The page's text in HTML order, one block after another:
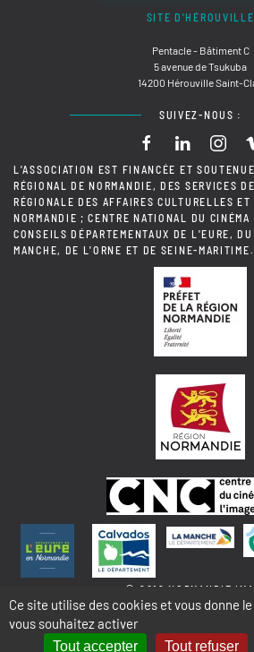
SITE D'HÉROUVILLE
Pentacle - Bâtiment C
5 avenue de Tsukuba
14200 Hérouville Saint-
SUIVEZ-NOUS :
L'ASSOCIATION EST FINANCÉE ET
RÉGIONAL DE NORMANDIE, DES SERVICES
RÉGIONALE DES AFFAIRES CULTURELLES
NORMANDIE ; CENTRE NATIONAL DU
CONSEILS DÉPARTEMENTAUX DE L'EURE,
MANCHE, DE L'ORNE ET DE SEINE-MARITIME.
© 2018 NORMANDIE
MENTIONS LÉGALES - COOKIES &
Ce site utilise des cookies et vous donne
vous souhaitez activer
Tout accepter Tout refuser